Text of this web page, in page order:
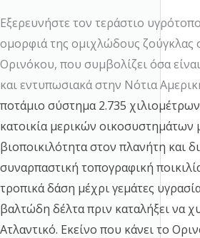
Εξερευνήστε τον τεράστιο
ομορφιά της ομιχλώδους ζούγκλας
Ορινόκου, που συμβολίζει όσα
και εντυπωσιακά στην Νότια
ποτάμιο σύστημα 2.735
κατοικία μερικών οικοσυστημάτων
βιοποικιλότητα στον πλανήτη και
συναρπαστική τοπογραφική
τροπικά δάση μέχρι γεμάτες
βαλτώδη δέλτα πριν καταλήξει να
Ατλαντικό. Εκείνο που κάνει το